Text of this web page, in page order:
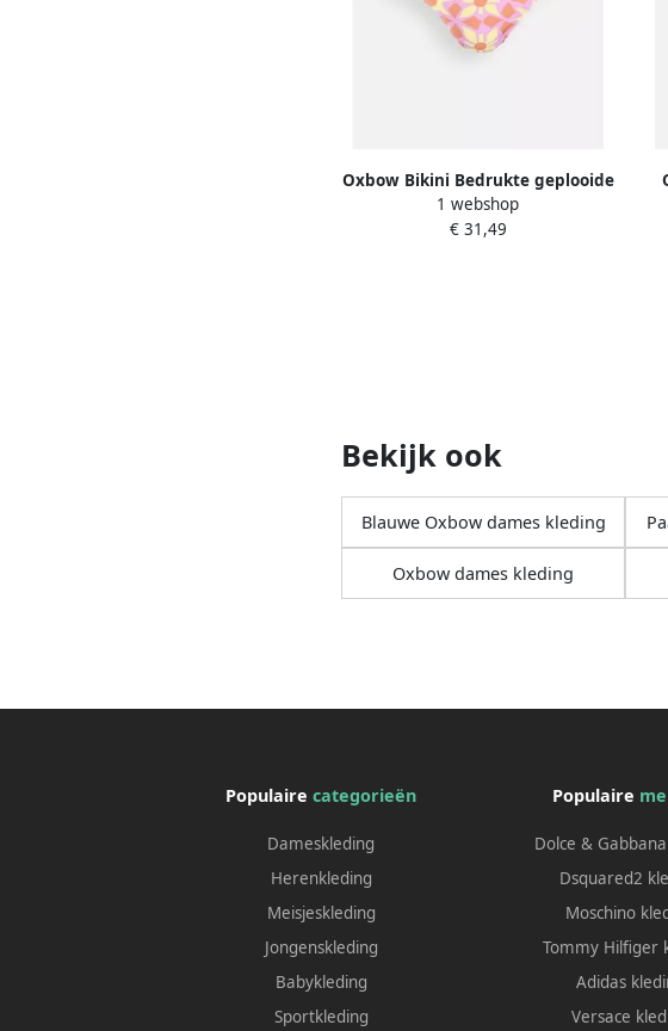
Oxbow Bikini Bedrukte geplooide
slips MARGUERITE
1 webshop
€ 31,49
Bekijk ook
Blauwe Oxbow dames kleding
Oxbow dames kleding
Populairecategorieën
Dameskleding
Herenkleding
Meisjeskleding
Jongenskleding
Babykleding
Sportkleding
Populaire
Dolce &
Dsquared2
Moschino
Tommy Hilfiger
Adidas
Versace